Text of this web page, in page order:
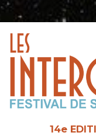
Aller
14e